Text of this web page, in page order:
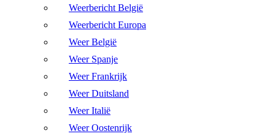
Weerbericht België
Weerbericht Europa
Weer België
Weer Spanje
Weer Frankrijk
Weer Duitsland
Weer Italië
Weer Oostenrijk